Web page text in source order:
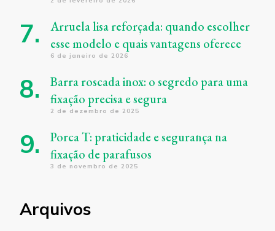
Arruela lisa reforçada: quando escolher
esse modelo e quais vantagens oferece
6 de janeiro de 2026
Barra roscada inox: o segredo para uma
fixação precisa e segura
2 de dezembro de 2025
Porca T: praticidade e segurança na
fixação de parafusos
3 de novembro de 2025
Arquivos